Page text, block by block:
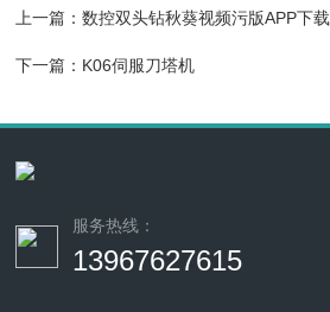
上一篇：数控双头钻秋葵视频污版APP下载
下一篇： K06伺服刀塔机
服务热线：
13967627615